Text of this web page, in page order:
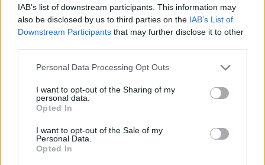
IAB’s list of downstream participants. This information may
also be disclosed by us to third parties on the IAB’s List of
Downstream Participants that may further disclose it to other
Personal Data Processing Opt Outs
I want to opt-out of the Sharing of my
personal data.
Opted In
I want to opt-out of the Sale of my
Personal Data.
Opted In
Ωρίων – Σπάνια νοσήματα
συνδέονται με μνημεία που
27 Φεβρουαρίου 2026
Γεωργιάδης: Πολλαπλά οφέλη από
τη συνεργασία δημοσίου και
27 Φεβρουαρίου 2026